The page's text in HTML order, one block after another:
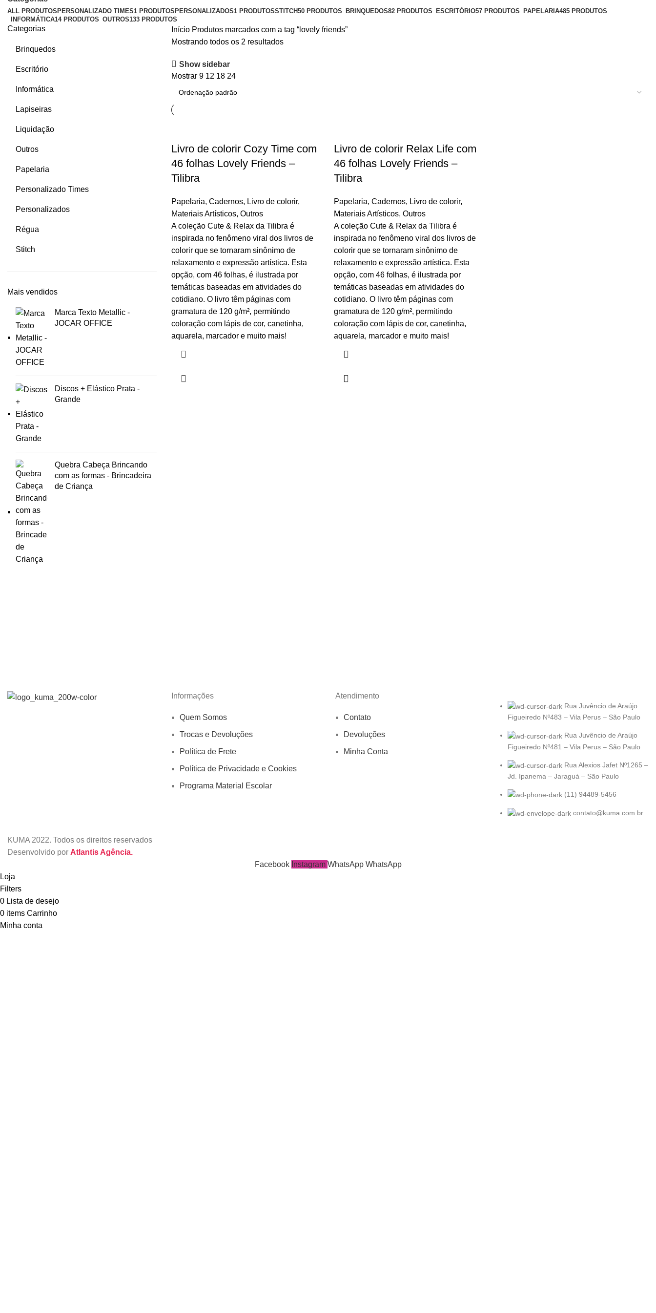
ALL PRODUTOS PERSONALIZADO TIMES1 PRODUTOS PERSONALIZADOS1 PRODUTOSSTITCH50 PRODUTOS BRINQUEDOS82 PRODUTOS ESCRITÓRIO57 PRODUTOS PAPELARIA485 PRODUTOS
INFORMÁTICA14 PRODUTOS OUTROS133 PRODUTOS
Categorias
Brinquedos
Escritório
Informática
Lapiseiras
Liquidação
Outros
Papelaria
Personalizado Times
Personalizados
Régua
Stitch
Mais vendidos
Marca Texto Metallic -
JOCAR OFFICE
Discos + Elástico Prata -
Grande
Quebra Cabeça Brincando
com as formas - Brincadeira
de Criança
Início Produtos marcados com a tag “lovely friends”
Mostrando todos os 2 resultados
Show sidebar
Mostrar 9 12 18 24
Livro de colorir Cozy Time com
46 folhas Lovely Friends –
Tilibra
Papelaria, Cadernos, Livro de colorir,
Materiais Artísticos, Outros
A coleção Cute & Relax da Tilibra é
inspirada no fenômeno viral dos livros de
colorir que se tornaram sinônimo de
relaxamento e expressão artística. Esta
opção, com 46 folhas, é ilustrada por
temáticas baseadas em atividades do
cotidiano. O livro têm páginas com
gramatura de 120 g/m², permitindo
coloração com lápis de cor, canetinha,
aquarela, marcador e muito mais!
Livro de colorir Relax Life com
46 folhas Lovely Friends –
Tilibra
Papelaria, Cadernos, Livro de colorir,
Materiais Artísticos, Outros
A coleção Cute & Relax da Tilibra é
inspirada no fenômeno viral dos livros de
colorir que se tornaram sinônimo de
relaxamento e expressão artística. Esta
opção, com 46 folhas, é ilustrada por
temáticas baseadas em atividades do
cotidiano. O livro têm páginas com
gramatura de 120 g/m², permitindo
coloração com lápis de cor, canetinha,
aquarela, marcador e muito mais!
Informações
Quem Somos
Trocas e Devoluções
Política de Frete
Política de Privacidade e Cookies
Programa Material Escolar
Atendimento
Contato
Devoluções
Minha Conta
Rua Juvêncio de Araújo
Figueiredo Nº483 – Vila Perus – São Paulo
Rua Juvêncio de Araújo
Figueiredo Nº481 – Vila Perus – São Paulo
Rua Alexios Jafet Nº1265 –
Jd. Ipanema – Jaraguá – São Paulo
(11) 94489-5456
contato@kuma.com.br
KUMA2022. Todos os direitos reservados
Desenvolvido por Atlantis Agência.
Facebook Instagram WhatsApp WhatsApp
Loja
Filters
0 Lista de desejo
0 items Carrinho
Minha conta